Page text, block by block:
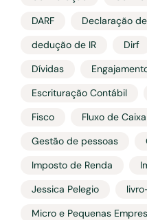
DARF
Declaração
dedução de IR
Dirf
Dívidas
Escrituração Contábil
Fisco
Fluxo de Caixa
Gestão de pessoas
Imposto de Renda
Jessica Pelegio
Micro e Pequenas